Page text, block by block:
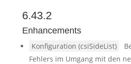
6.43.2
Enhancements
Konfiguration (csiSideList)
Fehlers im Umgang mit den